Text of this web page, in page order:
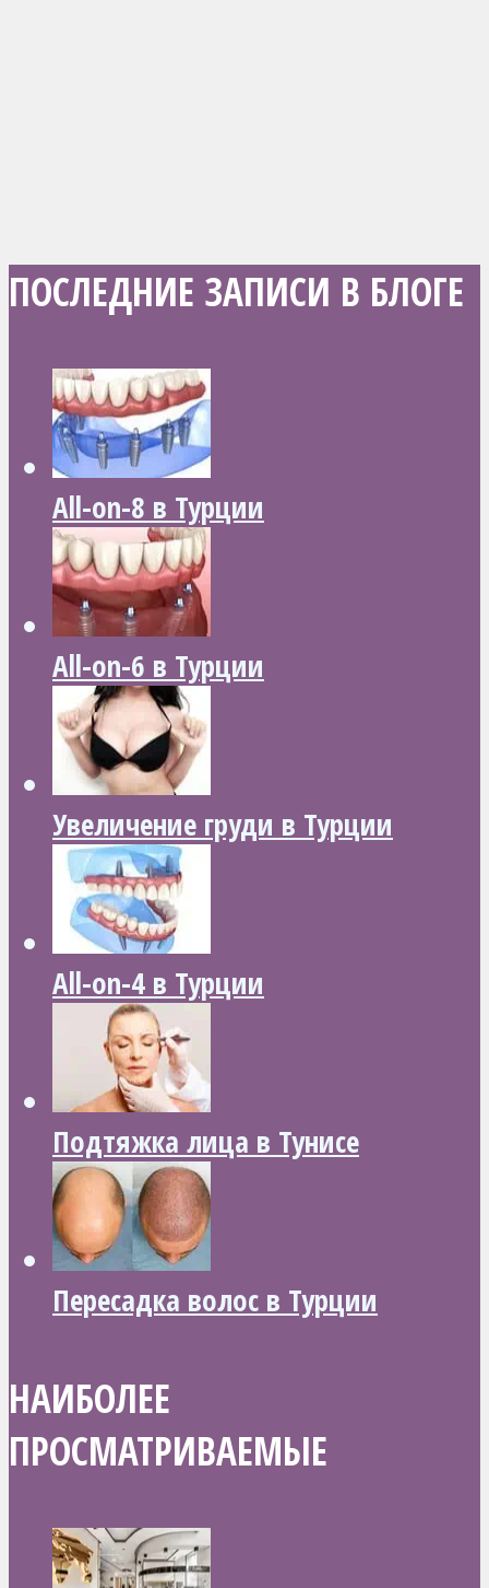
ПОСЛЕДНИЕ ЗАПИСИ В БЛОГЕ
All-on-8 в Турции
All-on-6 в Турции
Увеличение груди в Турции
All-on-4 в Турции
Подтяжка лица в Тунисе
Пересадка волос в Турции
НАИБОЛЕЕ
ПРОСМАТРИВАЕМЫЕ